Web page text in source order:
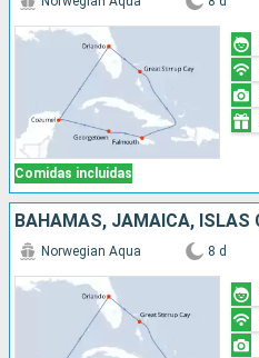
Comidas incluidas
Norwegian Aqua 8 d